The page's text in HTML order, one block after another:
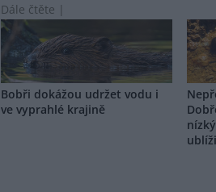
Dále čtěte |
Bobři dokážou udržet vodu i
ve vyprahlé krajině